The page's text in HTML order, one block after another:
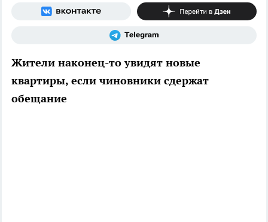
Жители наконец-то увидят новые
квартиры, если чиновники сдержат
обещание